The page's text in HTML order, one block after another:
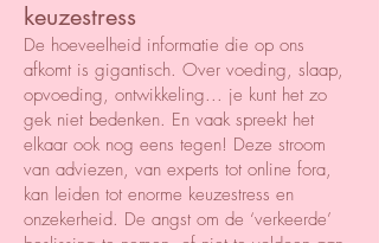
keuzestress
De hoeveelheid informatie die op ons
afkomt is gigantisch. Over voeding, slaap,
opvoeding, ontwikkeling... je kunt het zo
gek niet bedenken. En vaak spreekt het
elkaar ook nog eens tegen! Deze stroom
van adviezen, van experts tot online fora,
kan leiden tot enorme keuzestress en
onzekerheid. De angst om de ‘verkeerde’